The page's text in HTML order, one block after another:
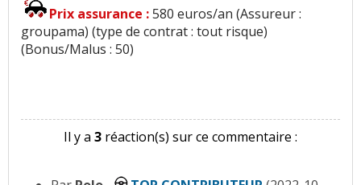
Prix assurance :580 euros/an (Assureur :
groupama) (type de contrat : tout risque)
(Bonus/Malus : 50)
Il y a3 réaction(s) sur ce commentaire :